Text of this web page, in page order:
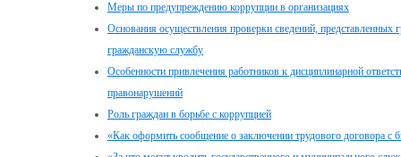
Меры по предупреждению коррупции в организациях
Основания осуществления проверки сведений, представленных
гражданскую службу
Особенности привлечения работников к дисциплинарной
правонарушений
Роль граждан в борьбе с коррупцией
«Как оформить сообщение о заключении трудового договора